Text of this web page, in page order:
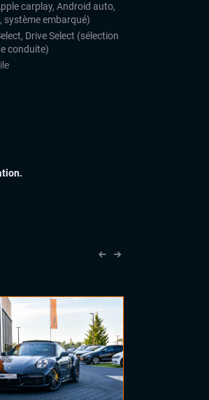
carplay, Android auto,
système embarqué)
Drive Select (sélection
conduite)